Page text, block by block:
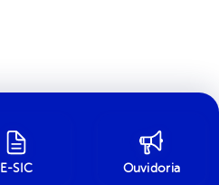
E-SIC Ouvidoria